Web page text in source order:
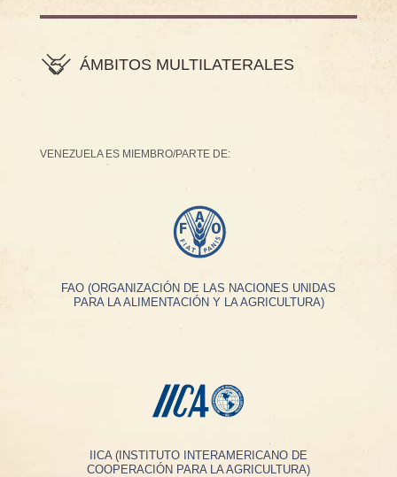
ÁMBITOS MULTILATERALES
VENEZUELA ES MIEMBRO/PARTE DE:
FAO (ORGANIZACIÓN DE LAS NACIONES UNIDAS
PARA LA ALIMENTACIÓN Y LA AGRICULTURA)
IICA (INSTITUTO INTERAMERICANO DE
COOPERACIÓN PARA LA AGRICULTURA)